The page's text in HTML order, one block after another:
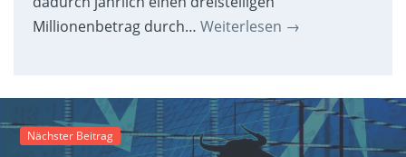
Millionenbetrag durch… Weiterlesen →
Nächster Beitrag